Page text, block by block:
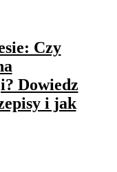
Czy
Dowiedz
i jak